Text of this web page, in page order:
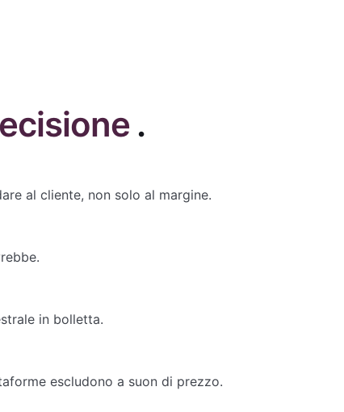
.
al cliente, non solo al margine.
in bolletta.
escludono a suon di prezzo.